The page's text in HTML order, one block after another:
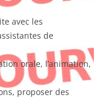
avec les
de
orale, l’animation,
proposer des